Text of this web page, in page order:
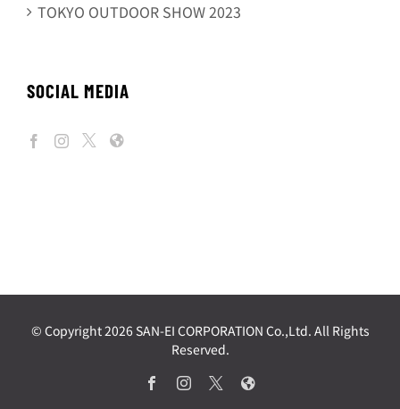
TOKYO OUTDOOR SHOW 2023
SOCIAL MEDIA
© Copyright2026 SAN-EI CORPORATION Co.,Ltd. All Rights
Reserved.
FacebookInstagram Web